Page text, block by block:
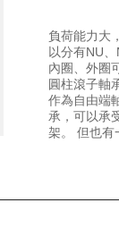
負荷能力大
以分有NU
內圈、外圈
圓柱滾子軸
作為自由端
承，可以承
架。 但也有